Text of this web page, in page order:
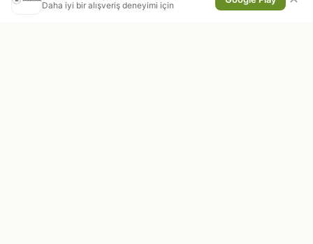
Daha iyi bir alışveriş deneyimi için